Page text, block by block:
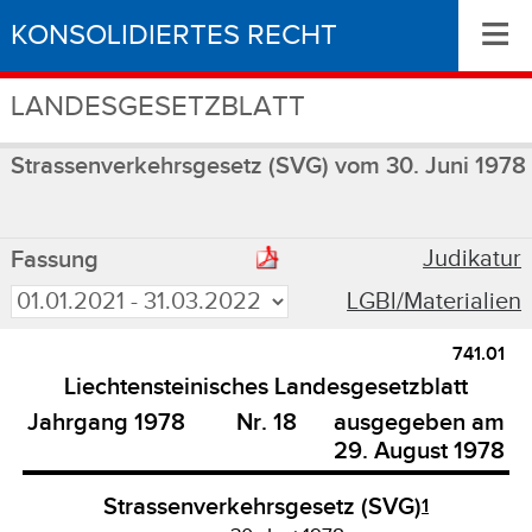
KONSOLIDIERTES RECHT
LANDESGESETZBLATT
≡
Strassenverkehrsgesetz (SVG) vom 30. Juni 1978
Fassung
Judikatur
LGBl/Materialien